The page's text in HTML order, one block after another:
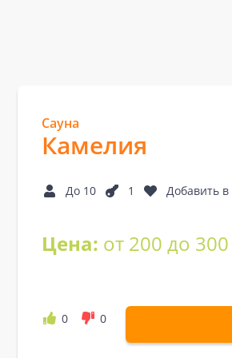
Сауна
Камелия
До 10 1 Добавить
Цена: от 200 до
0 0